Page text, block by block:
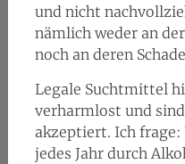
und nicht
nämlich weder an
noch an deren
Legale Suchtmittel
verharmlost und
akzeptiert. Ich
jedes Jahr durch